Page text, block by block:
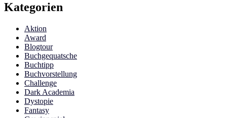
Kategorien
Aktion
Award
Blogtour
Buchgequatsche
Buchtipp
Buchvorstellung
Challenge
Dark Academia
Dystopie
Fantasy